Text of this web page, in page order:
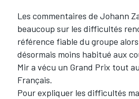
Les commentaires de Johann
beaucoup sur les difficultés
référence fiable du groupe
désormais moins habitué aux
Mira vécu un Grand Prix tout
Français.
Pour expliquer les difficultés